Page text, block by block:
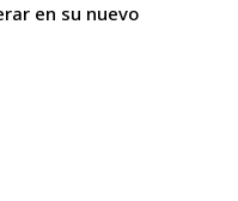
en su nuevo